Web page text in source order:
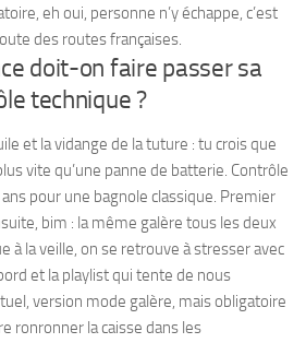
eh oui, personne n’y échappe, c’est
des routes françaises.
doit-on faire passer sa
technique ?
et la vidange de la tuture : tu crois que
vite qu’une panne de batterie. Contrôle
pour une bagnole classique. Premier
bim : la même galère tous les deux
à la veille, on se retrouve à stresser avec
et la playlist qui tente de nous
version mode galère, mais obligatoire
ronronner la caisse dans les